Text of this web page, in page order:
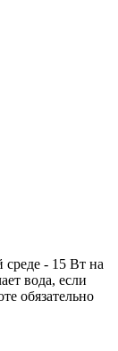
среде - 15 Вт на
вода, если
обязательно